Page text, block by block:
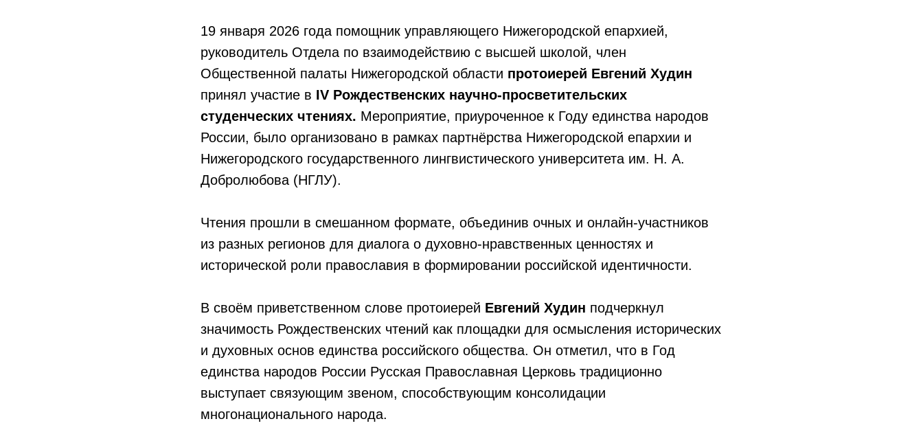
19 января 2026 года помощник управляющего Нижегородской епархией,
руководитель Отдела по взаимодействию с высшей школой, член
Общественной палаты Нижегородской области протоиерей Евгений Худин
принял участие в IV Рождественских научно-просветительских
студенческих чтениях. Мероприятие, приуроченное к Году единства народов
России, было организовано в рамках партнёрства Нижегородской епархии и
Нижегородского государственного лингвистического университета им. Н. А.
Добролюбова (НГЛУ).
Чтения прошли в смешанном формате, объединив очных и онлайн-участников
из разных регионов для диалога о духовно-нравственных ценностях и
исторической роли православия в формировании российской идентичности.
В своём приветственном слове протоиерей Евгений Худин подчеркнул
значимость Рождественских чтений как площадки для осмысления исторических
и духовных основ единства российского общества. Он отметил, что в Год
единства народов России Русская Православная Церковь традиционно
выступает связующим звеном, способствующим консолидации
многонационального народа.